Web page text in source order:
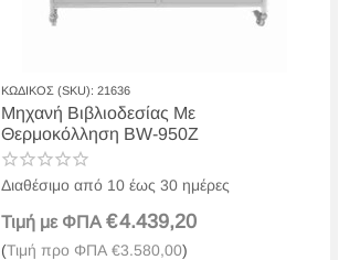
ΚΩΔΙΚΟΣ (SKU): 21636
Μηχανή Βιβλιοδεσίας Με
Θερμοκόλληση BW-950Z
Διαθέσιμο από 10 έως 30 ημέρες
Τιμή με ΦΠΑ €4.439,20
(Τιμή προ ΦΠΑ €3.580,00)